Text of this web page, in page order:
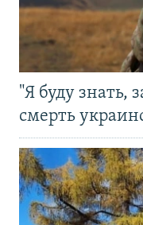
"Я буду знать,
смерть